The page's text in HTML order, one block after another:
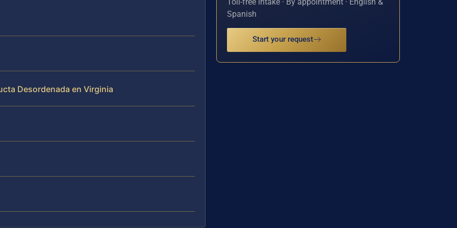
Desordenada en Virginia
Toll-free intake · By appointment · English &
Spanish
Start your request